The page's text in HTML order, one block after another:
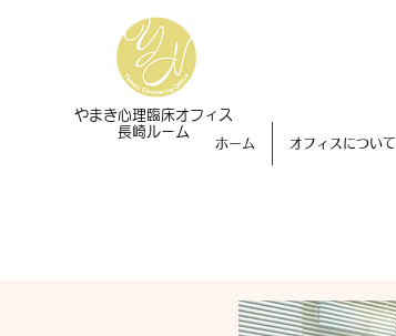
​やまき心理臨床オフィス
長崎ルーム
ホーム オフィスについて